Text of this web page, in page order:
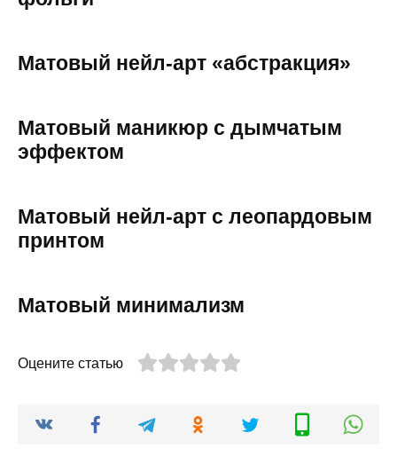
Матовый нейл-арт «абстракция»
Матовый маникюр с дымчатым
эффектом
Матовый нейл-арт с леопардовым
принтом
Матовый минимализм
Оцените статью